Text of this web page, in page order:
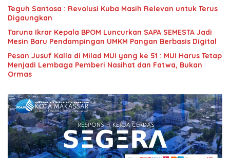
Teguh Santosa : Revolusi Kuba Masih Relevan untuk Terus
Digaungkan
Taruna Ikrar Kepala BPOM Luncurkan SAPA SEMESTA Jadi
Mesin Baru Pendampingan UMKM Pangan Berbasis Digital
Pesan Jusuf Kalla di Milad MUI yang ke 51 : MUI Harus Tetap
Menjadi Lembaga Pemberi Nasihat dan Fatwa, Bukan
Ormas